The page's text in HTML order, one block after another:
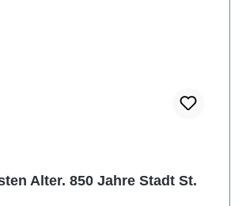
Alter. 850 Jahre Stadt St.